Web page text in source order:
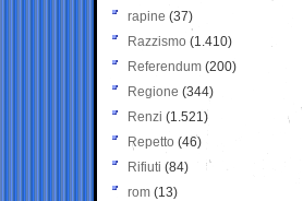
rapine (37)
Razzismo (1.410)
Referendum (200)
Regione (344)
Renzi (1.521)
Repetto (46)
Rifiuti (84)
rom (13)